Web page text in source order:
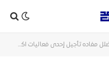
مفاده تأجيل إحدى فعاليات اكسبو دبي